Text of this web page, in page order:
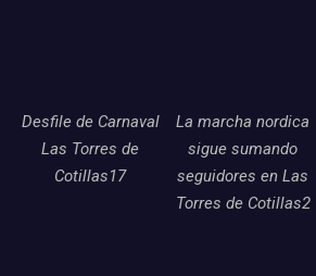
Desfile de Carnaval
Las Torres de
Cotillas17
La marcha nordica
sigue sumando
seguidores en Las
Torres de Cotillas2